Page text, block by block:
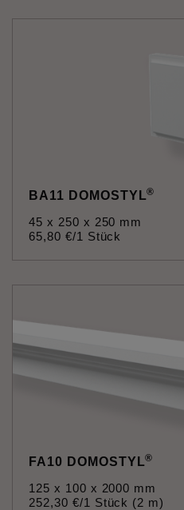
BA11 DOMOSTYL®
45 x 250 x 250 mm
65,80 €/1 Stück
FA10 DOMOSTYL®
125 x 100 x 2000 mm
252,30 €/1 Stück (2 m)